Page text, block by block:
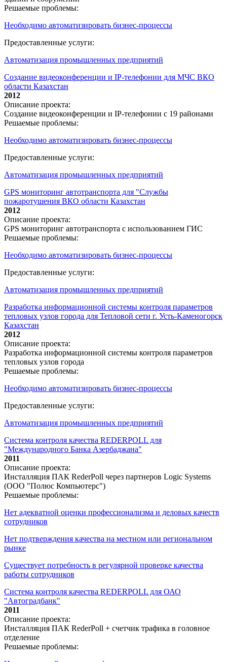
Решаемые проблемы:
Необходимо автоматизировать бизнес-процессы
Предоставленные услуги:
Автоматизация промышленных предприятий
Создание видеоконференции и IP-телефонии для МЧС ВКО
области Казахстан
2012
Описание проекта:
Создание видеоконференции и IP-телефонии с 19 районами
Решаемые проблемы:
Необходимо автоматизировать бизнес-процессы
Предоставленные услуги:
Автоматизация промышленных предприятий
GPS мониторинг автотранспорта для "Службы
пожаротушения ВКО области Казахстан
2012
Описание проекта:
GPS мониторинг автотранспорта с использованием ГИС
Решаемые проблемы:
Необходимо автоматизировать бизнес-процессы
Предоставленные услуги:
Автоматизация промышленных предприятий
Разработка информационной системы контроля параметров
тепловых узлов города для Тепловой сети г. Усть-Каменогорск
Казахстан
2012
Описание проекта:
Разработка информационной системы контроля параметров
тепловых узлов города
Решаемые проблемы:
Необходимо автоматизировать бизнес-процессы
Предоставленные услуги:
Автоматизация промышленных предприятий
Система контроля качества REDERPOLL для
"Международного Банка Азербаджана"
2011
Описание проекта:
Инсталляция ПАК RederPoll через партнеров Logic Systems
(ООО "Полюс Компьютерс")
Решаемые проблемы:
Нет адекватной оценки профессионализма и деловых качеств
сотрудников
Нет подтверждения качества на местном или региональном
рынке
Существует потребность в регулярной проверке качества
работы сотрудников
Система контроля качества REDERPOLL для ОАО
"Автоградбанк"
2011
Описание проекта:
Инсталляция ПАК RederPoll + счетчик трафика в головное
отделение
Решаемые проблемы: